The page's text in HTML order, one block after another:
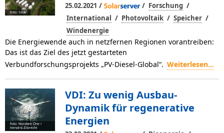
Foto: SMA
25.02.2021 / / Forschung /
International / Photovoltaik / Speicher /
Windenergie
Die Energiewende auch in netzfernen Regionen vorantreiben:
Das ist das Ziel des jetzt gestarteten
Verbundforschungsprojekts „PV-Diesel-Global“. Weiterlesen...
Foto: Nordsee One /
Hendrik-Elbrecht
VDI: Zu wenig Ausbau-
Dynamik für regenerative
Energien